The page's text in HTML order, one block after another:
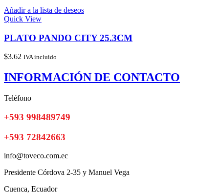
Añadir a la lista de deseos
Quick View
PLATO PANDO CITY 25.3CM
$3.62 IVA incluido
INFORMACIÓN DE CONTACTO
Teléfono
+593 998489749
+593 72842663
info@toveco.com.ec
Presidente Córdova 2-35 y Manuel Vega
Cuenca, Ecuador